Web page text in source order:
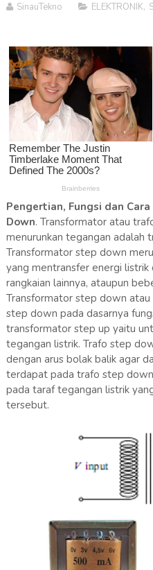
SinauTekno ELEKTRONIK,
Pengertian, Fungsi dan
Down. Transformator atau
menurunkan tegangan adalah
Transformator step down
yang mentransfer energi listrik
rangkaian lainnya, ataupun
Transformator step down
step down pada dasarnya
transformator step up yaitu
tegangan listrik. Trafo step
dengan arus bolak balik agar
terdapat pada trafo step
pada taraf tegangan listrik
tersebut.